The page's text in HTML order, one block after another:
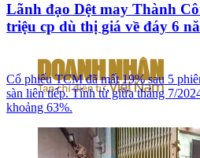
Lãnh đạo Dệt may Thành
triệu cp dù thị giá về đáy 6
Cổ phiếu TCM đã mất 19% sau 5
sàn liên tiếp. Tính từ giữa tháng 7/
khoảng 63%.